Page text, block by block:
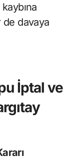
davaya
İptal ve